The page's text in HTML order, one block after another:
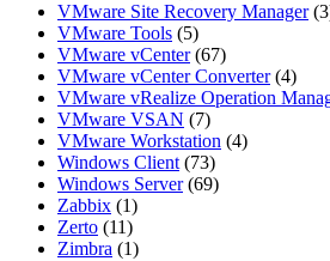
VMware Site Recovery Manager
VMware Tools (5)
VMware vCenter(67)
VMware vCenter Converter(4)
VMware vRealize Operation
VMware VSAN (7)
VMware Workstation (4)
Windows Client (73)
Windows Server(69)
Zabbix (1)
Zerto (11)
Zimbra (1)